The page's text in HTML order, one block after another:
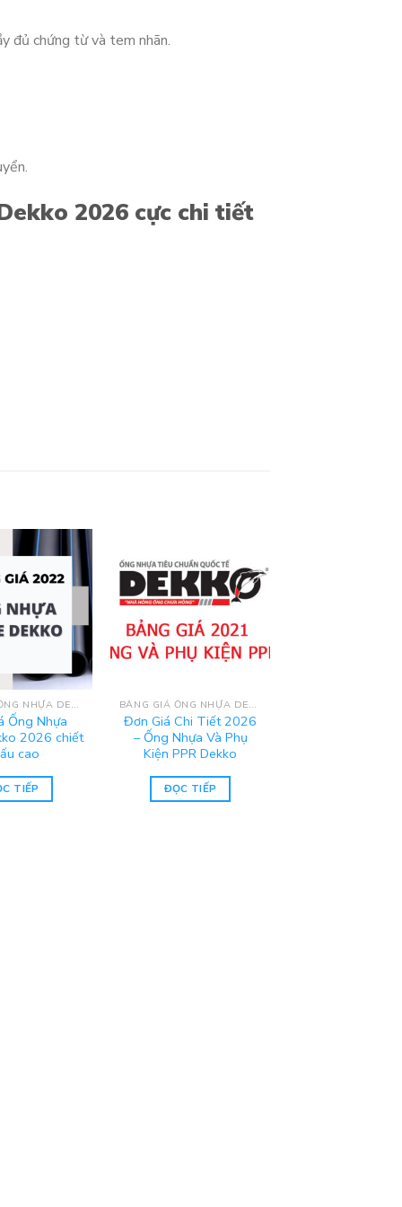
đủ chứng từ và tem nhãn.
2026 cực chi tiết
BẢNG GIÁ ỐNG NHỰA DEKKO 2025
Ống Nhựa
2026 chiết
cao
TIẾP
BẢNG GIÁ ỐNG NHỰA DEKKO 2025
Đơn Giá Chi Tiết 2026
– Ống Nhựa Và Phụ
Kiện PPR Dekko
ĐỌC TIẾP